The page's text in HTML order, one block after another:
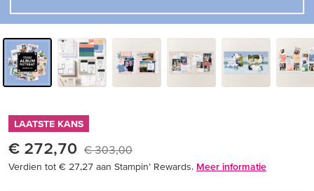
LAATSTE KANS
€ 272,70 € 303,00
Verdien tot € 27,27 aan Stampin’ Rewards. Meer informatie